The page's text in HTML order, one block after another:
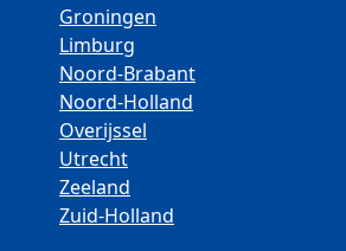
Groningen
Limburg
Noord-Brabant
Noord-Holland
Overijssel
Utrecht
Zeeland
Zuid-Holland